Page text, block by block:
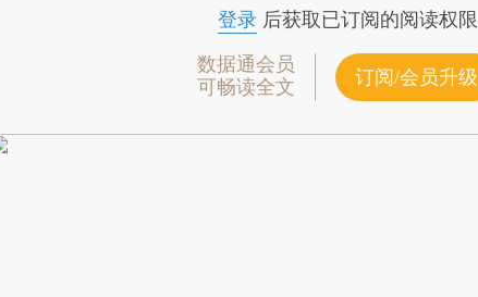
登录后获取已订阅的阅读权限
数据通会员
可畅读全文
订阅/会员升级